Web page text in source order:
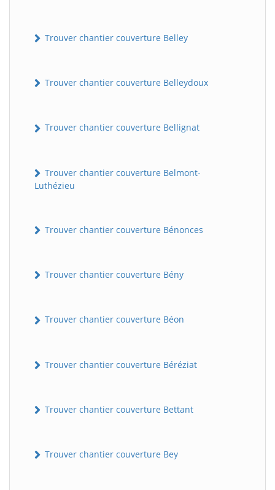
Trouver chantier couverture Belley
Trouver chantier couverture Belleydoux
Trouver chantier couverture Bellignat
Trouver chantier couverture Belmont-
Luthézieu
Trouver chantier couverture Bénonces
Trouver chantier couverture Bény
Trouver chantier couverture Béon
Trouver chantier couverture Béréziat
Trouver chantier couverture Bettant
Trouver chantier couverture Bey